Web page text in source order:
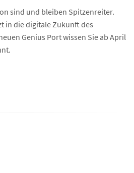
sind und bleiben Spitzenreiter.
in die digitale Zukunft des
Genius Port wissen Sie ab April